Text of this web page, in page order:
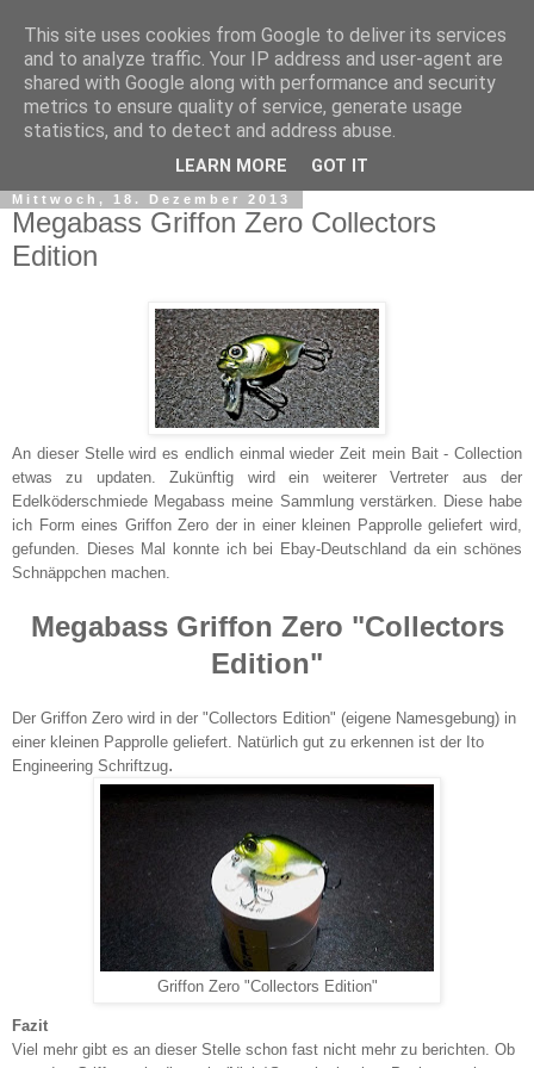
Mittwoch, 18. Dezember 2013
Megabass Griffon Zero Collectors
Edition
An dieser Stelle wird es endlich einmal wieder Zeit mein Bait - Collection
etwas zu updaten. Zukünftig wird ein weiterer Vertreter aus der
Edelköderschmiede Megabass meine Sammlung verstärken. Diese habe
ich Form eines Griffon Zero der in einer kleinen Papprolle geliefert wird,
gefunden. Dieses Mal konnte ich bei Ebay-Deutschland da ein schönes
Schnäppchen machen.
Megabass Griffon Zero "Collectors
Edition"
Der Griffon Zero wird in der "Collectors Edition" (eigene Namesgebung) in
einer kleinen Papprolle geliefert. Natürlich gut zu erkennen ist der Ito
Engineering Schriftzug.
Griffon Zero "Collectors Edition"
Fazit
Viel mehr gibt es an dieser Stelle schon fast nicht mehr zu berichten. Ob
This site uses cookies from Google to deliver its services
and to analyze traffic. Your IP address and user-agent are
shared with Google along with performance and security
metrics to ensure quality of service, generate usage
statistics, and to detect and address abuse.
LEARN MORE GOT IT